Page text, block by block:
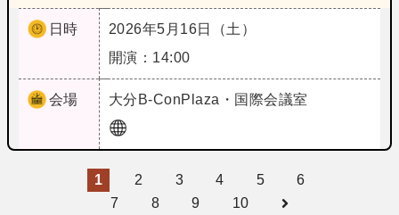
日時
2026年5月16日（土）
開演：14:00
会場 大分 B‐ConPlaza・国際会議室
1 2 3 4 5
6
7
8 9 10